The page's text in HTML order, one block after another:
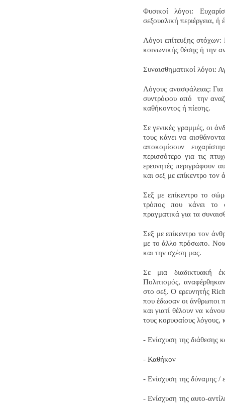
Φυσικοί λόγοι:
σεξουαλική περιέργεια, ή
Λόγοι επίτευξης
κοινωνικής θέσης ή την
Συναισθηματικοί λόγοι:
Λόγους ανασφάλειας:
συντρόφου από
την
καθήκοντος ή πίεσης.
Σε γενικές γραμμές, οι
τους κάνει να
αποκομίσουν
περισσότερο για τις
ερευνητές περιγράφουν
και σεξ με επίκεντρο τον
Σεξ με επίκεντρο το
τρόπος που κάνει το
πραγματικά για τα
Σεξ με επίκεντρο τον
με το άλλο πρόσωπο.
και την σχέση μας.
Σε μια διαδικτυακή
Πολιτισμός,
στο σεξ. Ο ερευνητής
που έδωσαν οι άνθρωποι
και γιατί θέλουν να
τους κορυφαίους λόγους,
- Ενίσχυση της διάθεσης
- Καθήκον
- Ενίσχυση της δύναμης /
- Ενίσχυση της αυτο-